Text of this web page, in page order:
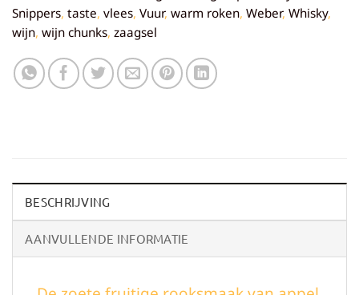
Snippers, taste, vlees, Vuur, warm roken, Weber, Whisky,
wijn, wijn chunks, zaagsel
BESCHRIJVING
AANVULLENDE INFORMATIE